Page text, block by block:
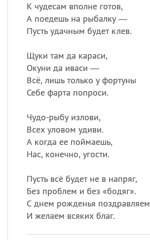
К чудесам вполне готов,
А поедешь на рыбалку —
Пусть удачным будет клев.
Щуки там да караси,
Окуни да иваси —
Всё, лишь только у фортуны
Себе фарта попроси.
Чудо-рыбу излови,
Всех уловом удиви.
А когда ее поймаешь,
Нас, конечно, угости.
Пусть всё будет не в напряг,
Без проблем и без «бодяг».
С днем рожденья поздравляем
И желаем всяких благ.